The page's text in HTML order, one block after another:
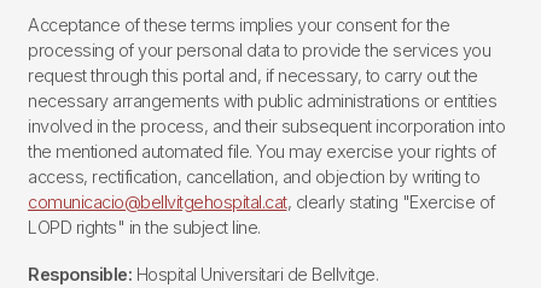
Acceptance of these terms implies your consent for the
processing of your personal data to provide the services you
request through this portal and, if necessary, to carry out the
necessary arrangements with public administrations or entities
involved in the process, and their subsequent incorporation into
the mentioned automated file. You may exercise your rights of
access, rectification, cancellation, and objection by writing to
comunicacio@bellvitgehospital.cat, clearly stating "Exercise of
LOPD rights" in the subject line.
Responsible: Hospital Universitari de Bellvitge.